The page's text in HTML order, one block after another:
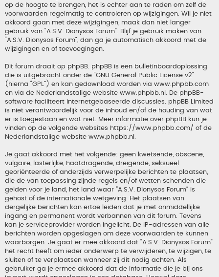
op de hoogte te brengen, het is echter aan te raden om zelf de
voorwaarden regelmatig te controleren op wijzigingen. Wil je niet
akkoord gaan met deze wijzigingen, maak dan niet langer
gebruik van “A.S.V. Dionysos Forum”. Blijf je gebruik maken van
“A.S.V. Dionysos Forum”, dan ga je automatisch akkoord met de
wijzigingen en of toevoegingen.
Dit forum draait op phpBB. phpBB is een bulletinboardoplossing
die is uitgebracht onder de “GNU General Public License v2”
(hierna “GPL”) en kan gedownload worden via www.phpbb.com
en via de Nederlandstalige website www.phpbb.nl . De phpBB-
software faciliteert internetgebaseerde discussies. phpBB Limited
is niet verantwoordelijk voor de inhoud en/of de houding van wat
er is toegestaan en wat niet. Meer informatie over phpBB kun je
vinden op de volgende websites https://www.phpbb.com/ of de
Nederlandstalige website www.phpbb.nl
Je gaat akkoord met het volgende: geen kwetsende, obscene,
vulgaire, lasterlijke, haatdragende, dreigende, seksueel
georiënteerde of anderzijds verwerpelijke berichten te plaatsen,
die de van toepassing zijnde regels en/of wetten schenden die
gelden voor je land, het land waar “A.S.V. Dionysos Forum” is
gehost of de internationale wetgeving. Het plaatsen van
dergelijke berichten kan ertoe leiden dat je met onmiddellijke
ingang en permanent wordt verbannen van dit forum. Tevens
kan je serviceprovider worden ingelicht. De IP-adressen van alle
berichten worden opgeslagen om deze voorwaarden te kunnen
waarborgen. Je gaat er mee akkoord dat “A.S.V. Dionysos Forum”
het recht heeft om ieder onderwerp te verwijderen, te wijzigen, te
sluiten of te verplaatsen wanneer zij dit nodig achten. Als
gebruiker ga je ermee akkoord dat de informatie die je bij ons